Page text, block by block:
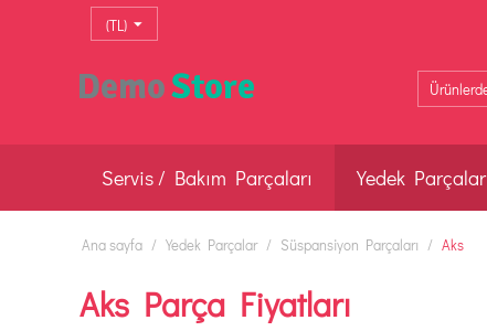
(TL)
Servis / Bakım Parçaları Yedek Parçalar
Ana sayfa / Yedek Parçalar / Süspansiyon Parçaları / Aks
Aks Parça Fiyatları